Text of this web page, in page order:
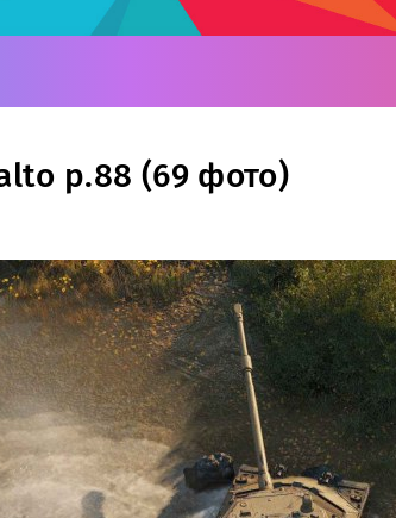
p.88 (69 фото)